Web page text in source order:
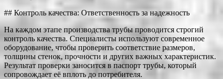
## Контроль качества: Ответственность за надежность
На каждом этапе производства трубы проводится строгий
контроль качества. Специалисты используют современное
оборудование, чтобы проверить соответствие размеров,
толщины стенок, прочности и других важных характеристик.
Результат проверки заносится в паспорт трубы, который
сопровождает её вплоть до потребителя.